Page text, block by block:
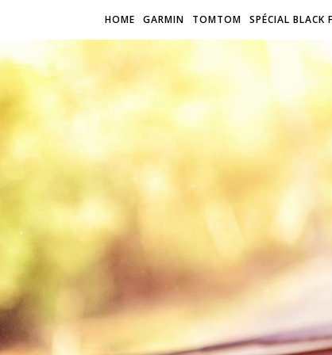
HOME GARMIN TOMTOM SPÉCIAL BLACK